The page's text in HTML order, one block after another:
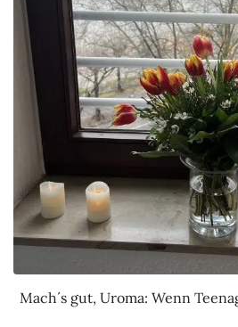
Mach´s gut, Uroma: Wenn